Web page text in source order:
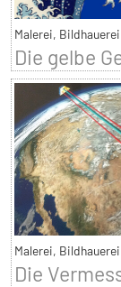
Malerei, Bildhauerei
Die gelbe
Malerei, Bildhauerei
Die